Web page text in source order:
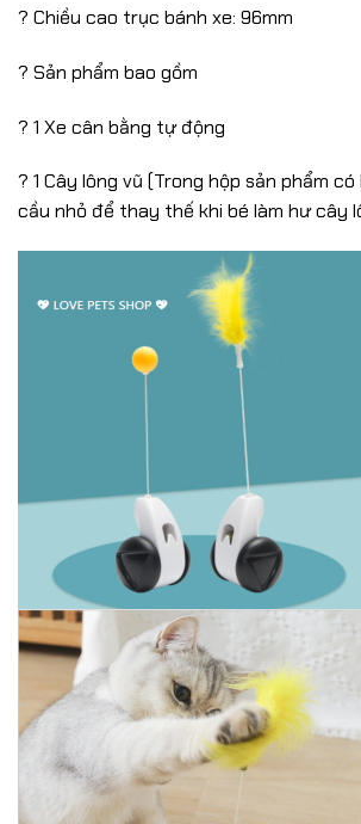
? Chiều cao trục bánh xe: 96mm
? Sản phẩm bao gồm
? 1 Xe cân bằng tự động
? 1 Cây lông vũ (Trong hộp sản phẩm
cầu nhỏ để thay thế khi bé làm hư cây